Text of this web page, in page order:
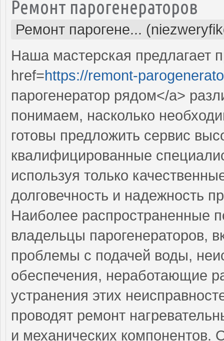
Ремонт парогенераторов
Ремонт парогене...
Наша мастерская предлагает
href=https://remont-
парогенератор рядом</a>
понимаем, насколько
готовы предложить сервис
квалифицированные
используя только
долговечность и надежность
Наиболее распространенные
владельцы парогенераторов,
проблемы с подачей воды,
обеспечения, неработающие
устранения этих
проводят ремонт
и механических